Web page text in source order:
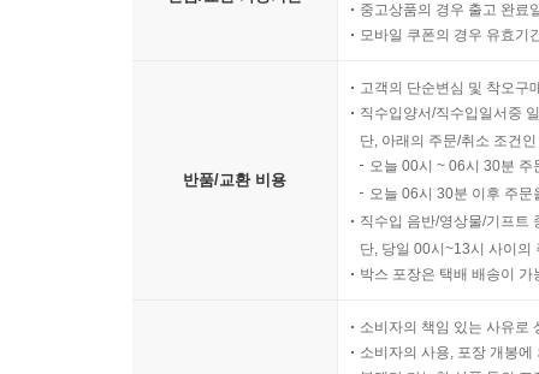
중고상품의 경우 출고 완료
모바일 쿠폰의 경우 유효기
반품/교환 비용
고객의 단순변심 및 착오구
직수입양서/직수입일서중
단, 아래의 주문/취소 조건
오늘 00시 ~ 06시 30분
오늘 06시 30분 이후 주
직수입 음반/영상물/기프트
단, 당일 00시~13시 사이의
박스 포장은 택배 배송이
소비자의 책임 있는 사유로
소비자의 사용, 포장 개봉